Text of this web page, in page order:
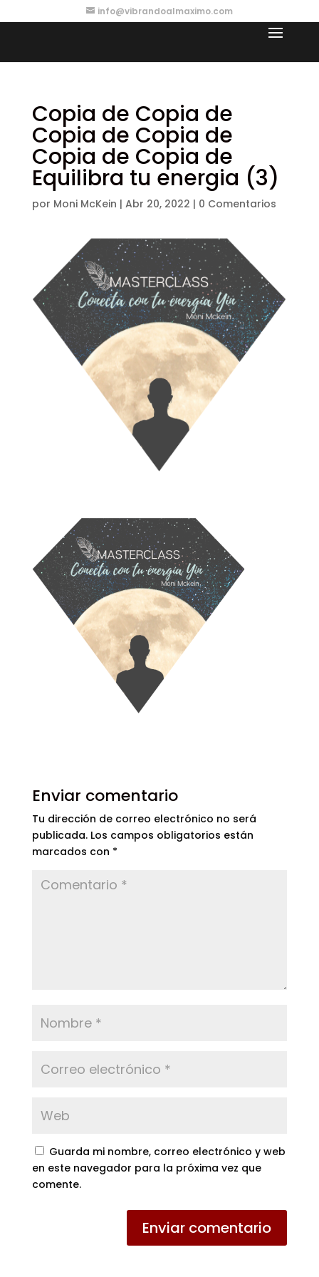
info@vibrandoalmaximo.com
Copia de Copia de
Copia de Copia de
Copia de Copia de
Equilibra tu energia (3)
por Moni McKein | Abr 20, 2022 | 0 Comentarios
Enviar comentario
Tu dirección de correo electrónico no será
publicada. Los campos obligatorios están
marcados con *
Guarda mi nombre, correo electrónico y web
en este navegador para la próxima vez que
comente.